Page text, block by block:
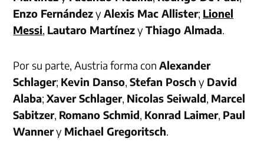
Enzo FernándezyAlexis Mac Allister; Lionel
Messi, Lautaro MartínezyThiago Almada.
Por su parte, Austria forma conAlexander
Schlager; Kevin Danso,Stefan Posch y David
Alaba;Xaver Schlager, Nicolas Seiwald, Marcel
Sabitzer, Romano Schmid, Konrad Laimer, Paul
Wannery Michael Gregoritsch.